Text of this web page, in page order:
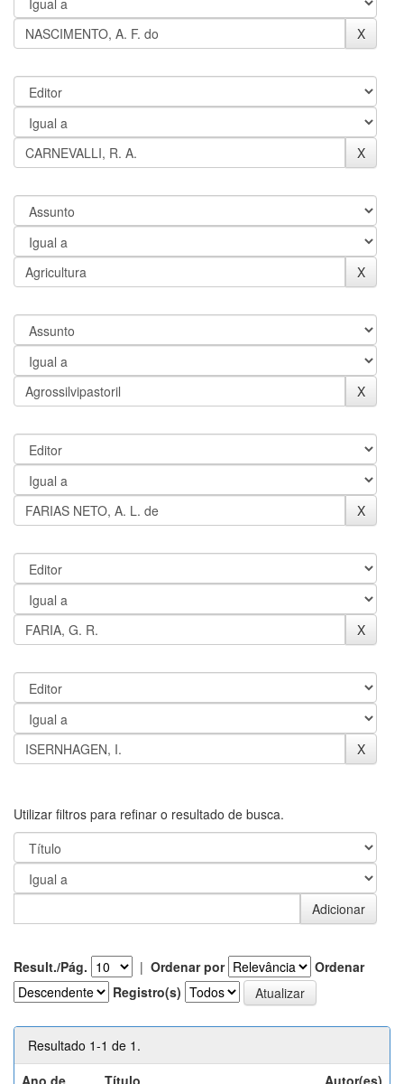
Utilizar filtros para refinar o resultado de busca.
Result./Pág. | Ordenar por
Ordenar
Registro(s)
Resultado 1-1 de 1.
Ano de
Título Autor(es)